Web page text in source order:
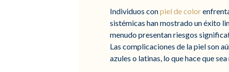
Individuos conpiel de color
sistémicas han mostrado un éxito
menudo presentan riesgos
Las complicaciones de la piel son
azules o latinas, lo que hace que